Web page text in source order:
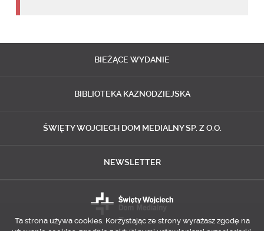
BIEŻĄCE WYDANIE
BIBLIOTEKA KAZNODZIEJSKA
ŚWIĘTY WOJCIECH DOM MEDIALNY SP. Z O.O.
NEWSLETTER
Ta strona używa cookies. Korzystając ze strony wyrażasz zgodę na